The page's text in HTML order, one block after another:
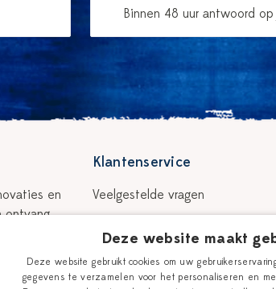
Binnen 48 uur antwoord
en
ontvang
Klantenservice
Veelgestelde vragen
Retour & garantie
Betalen
Deze website maakt
Deze website gebruikt cookies om uw
gegevens te verzamelen voor het personaliseren en